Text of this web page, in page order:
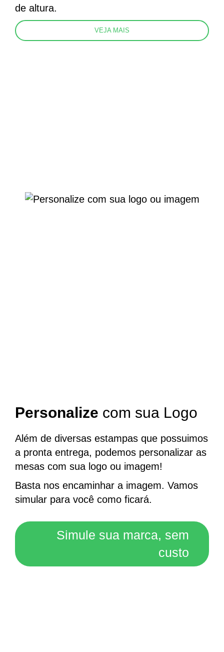
de altura.
VEJA MAIS
Personalize com sua Logo
Além de diversas estampas que possuimos
a pronta entrega, podemos personalizar as
mesas com sua logo ou imagem!
Basta nos encaminhar a imagem. Vamos
simular para você como ficará.
Simule sua marca, sem
custo